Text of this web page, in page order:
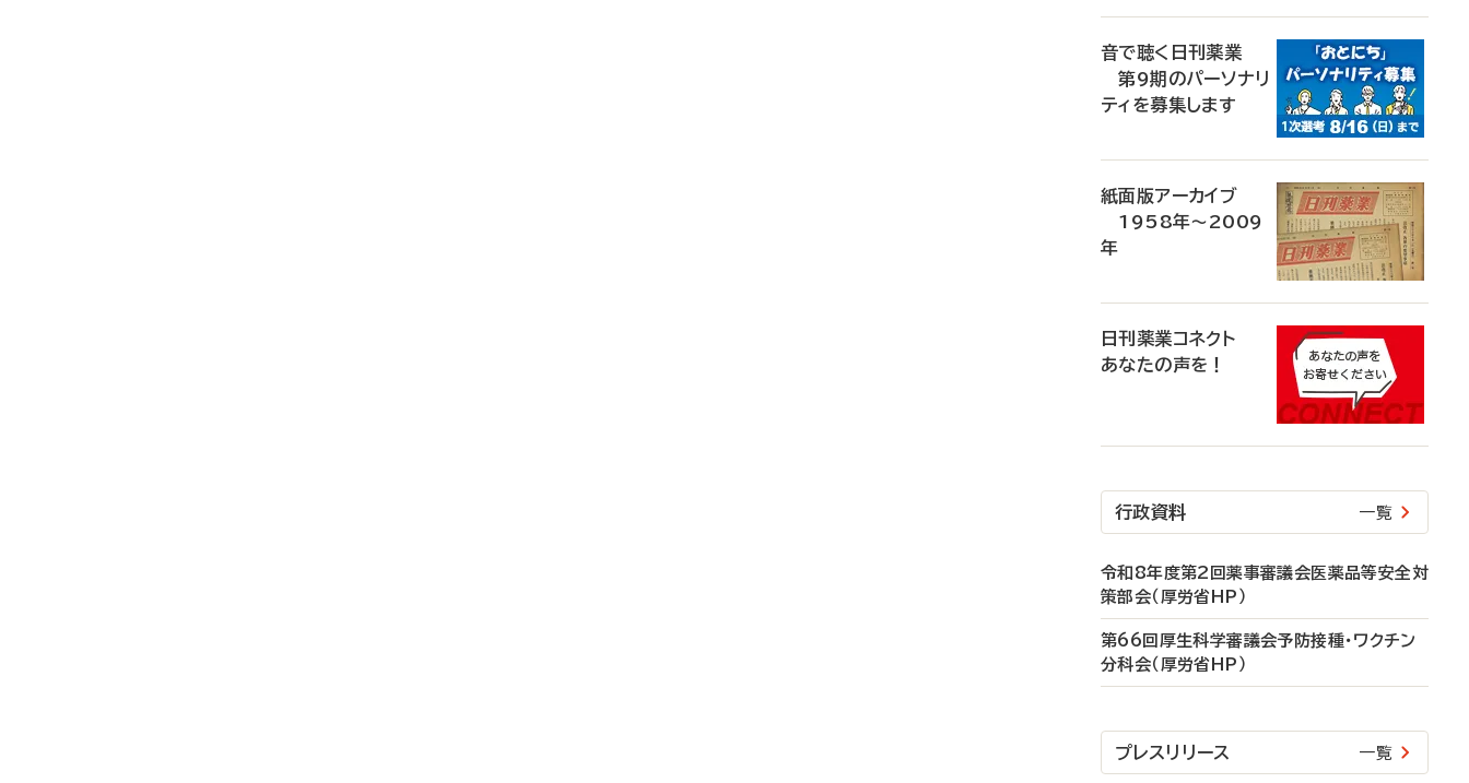
音で聴く日刊薬業
第9期のパーソナリ
ティを募集します
紙面版アーカイブ
1958年～2009
年
日刊薬業コネクト
あなたの声を！
行政資料 一覧
令和8年度第2回薬事審議会医薬品等安全対
策部会（厚労省HP）
第66回厚生科学審議会予防接種・ワクチン
分科会（厚労省HP）
プレスリリース 一覧